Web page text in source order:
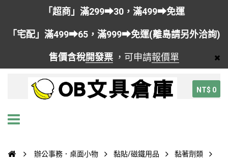
「超商」滿299➡30，滿499➡免運
「宅配」滿499➡65，滿999➡免運(離島請另外洽詢)
售價含稅開發票 ，可申請報價單
NT$ 0
辦公事務．桌面小物 黏貼/磁鐵用品
黏著劑類